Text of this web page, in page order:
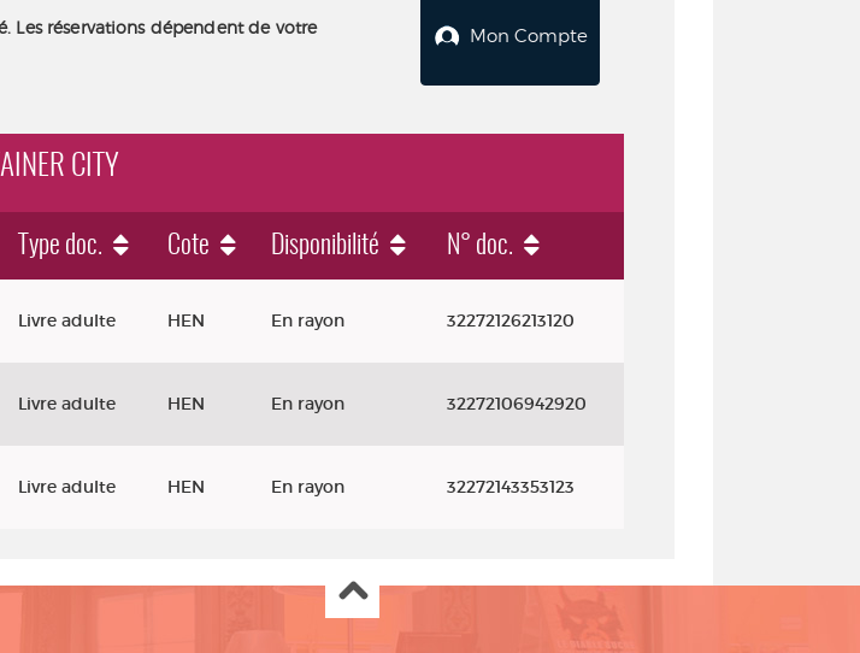
Les réservations dépendent de votre
Mon Compte
CITY
Type doc. Cote Disponibilité N° doc.
Livre adulte HEN En rayon 32272126213120
Livre adulte HEN En rayon 32272106942920
Livre adulte HEN En rayon 32272143353123